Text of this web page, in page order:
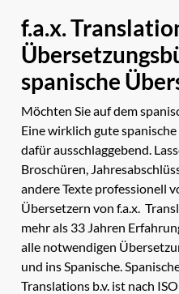
f.a.x.
spanische
Möchten Sie auf dem
Eine wirklich gute
dafür ausschlaggebend.
Broschüren,
andere Texte professionell
Übersetzern von f.a.x.
mehr als 33 Jahren
alle notwendigen
und ins Spanische.
Translations b.v. ist nach